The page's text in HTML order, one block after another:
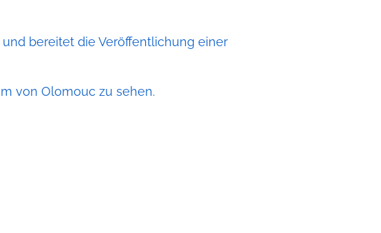
bereitet die Veröffentlichung einer
von Olomouc zu sehen.